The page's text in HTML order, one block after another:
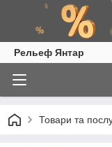
Рельеф Янтар
Товари та